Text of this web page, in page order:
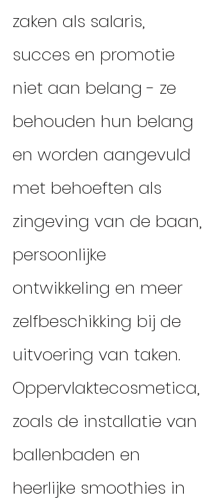
zaken als salaris,
succes en promotie
niet aan belang - ze
behouden hun belang
en worden aangevuld
met behoeften als
zingeving van de baan,
persoonlijke
ontwikkeling en meer
zelfbeschikking bij de
uitvoering van taken.
Oppervlaktecosmetica,
zoals de installatie van
ballenbaden en
heerlijke smoothies in